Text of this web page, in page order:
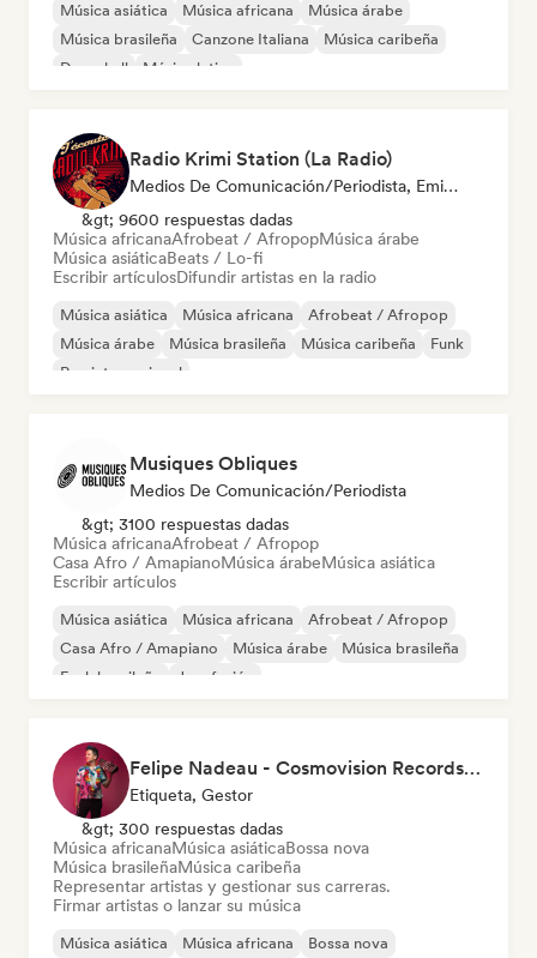
Música asiática Música africana
Música árabe
Música brasileña
Canzone Italiana
Música caribeña
Dancehall
Música latina
Radio Krimi Station (La Radio)
Medios De Comunicación/Periodista, Emisoras De Radio
&gt; 9600 respuestas dadas
Música africanaAfrobeat / AfropopMúsica árabe
Música asiáticaBeats / Lo-fi
Escribir artículosDifundir artistas en la radio
Música asiática Música africana
Afrobeat / Afropop
Música árabe
Música brasileña Música caribeña
Funk
Rap internacional
Musiques Obliques
Medios De Comunicación/Periodista
&gt; 3100 respuestas dadas
Música africanaAfrobeat / Afropop
Casa Afro / AmapianoMúsica árabeMúsica asiática
Escribir artículos
Música asiática Música africana
Afrobeat / Afropop
Casa Afro / Amapiano
Música árabe
Música brasileña
Funk brasileño
Jazz fusión
Felipe Nadeau - Cosmovision Records & Ritmos del Sur
Etiqueta, Gestor
&gt; 300 respuestas dadas
Música africanaMúsica asiáticaBossa nova
Música brasileñaMúsica caribeña
Representar artistas y gestionar sus carreras.
Firmar artistas o lanzar su música
Música asiática Música africana Bossa nova